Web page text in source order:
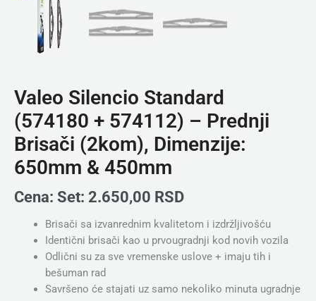
Valeo Silencio Standard
(574180 + 574112) – Prednji
Brisači (2kom), Dimenzije:
650mm & 450mm
Cena: Set: 2.650,00 RSD
Brisači sa izvanrednim kvalitetom i izdržljivošću
Identični brisači kao u prvougradnji kod novih vozila
Odlični su za sve vremenske uslove + imaju tih i
bešuman rad
Savršeno će stajati uz samo nekoliko minuta ugradnje